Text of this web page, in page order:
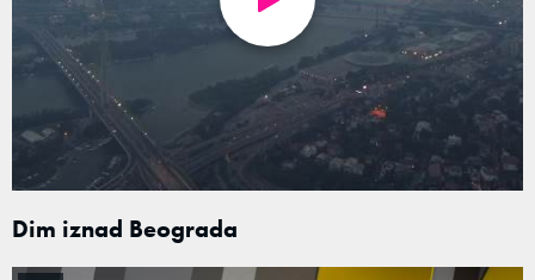
Dim iznad Beograda